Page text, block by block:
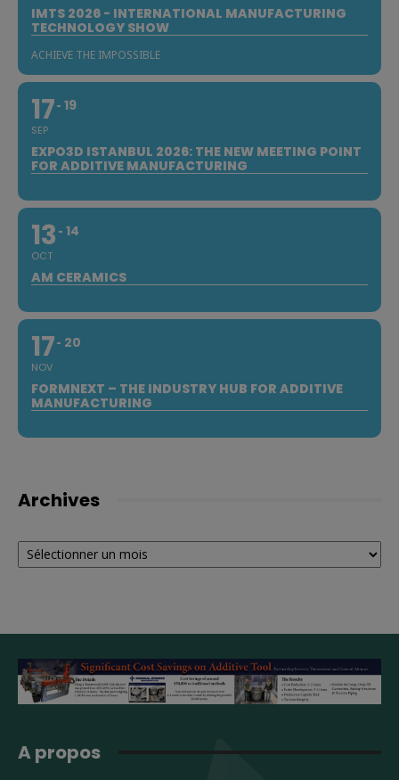
IMTS 2026 - INTERNATIONAL MANUFACTURING
TECHNOLOGY SHOW
ACHIEVE THE IMPOSSIBLE
17
SEP
19
EXPO3D ISTANBUL 2026: THE NEW MEETING POINT
FOR ADDITIVE MANUFACTURING
13
OCT
14
AM CERAMICS
17
NOV
20
FORMNEXT – THE INDUSTRY HUB FOR ADDITIVE
MANUFACTURING
Archives
Archives
A propos